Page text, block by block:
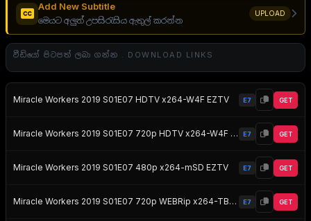
Add New Subtitle
මෙයට අලුත් උපසිරැසිය ඇතුල් කරන්න
UPLOAD
වීඩියෝ පිටපත් ලබා ගන්න . DOWNLOAD LINKS
Miracle Workers 2019 S01E07 HDTV x264-W4F EZTV E7 GET
Miracle Workers 2019 S01E07 720p HDTV x264-W4F EZTV E7 GET
Miracle Workers 2019 S01E07 480p x264-mSD EZTV E7 GET
Miracle Workers 2019 S01E07 720p WEBRip x264-TBS EZTV E7 GET